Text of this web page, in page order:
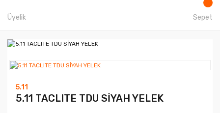
Üyelik Sepet
5.11
5.11 TACLITE TDU SİYAH YELEK